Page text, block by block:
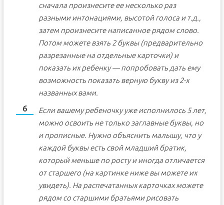
сначала произнесите ее несколько раз
разными интонациями, высотой голоса и т.д.,
затем произнесите написанное рядом слово.
Потом можете взять 2 буквы (предварительно
разрезанные на отдельные карточки) и
показать их ребенку — попробовать дать ему
возможность показать верную букву из 2-х
названных вами.
Если вашему ребеночку уже исполнилось 5 лет,
можно освоить не только заглавные буквы, но
и прописные. Нужно объяснить малышу, что у
каждой буквы есть свой младший братик,
который меньше по росту и иногда отличается
от старшего (на картинке ниже вы можете их
увидеть). На распечатанных карточках можете
рядом со старшими братьями рисовать